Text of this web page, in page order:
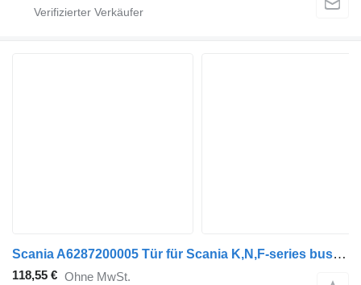
Scania A6287200005 Tür für Scania K,N,F-series bus (2006-)
118,55 € Ohne MwSt.